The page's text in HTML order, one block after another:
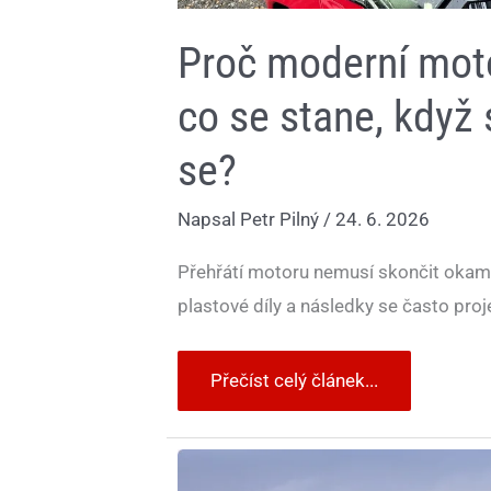
Proč moderní
co se stane,
se?
Napsal Petr Pilný / 24. 6. 2026
Přehřátí motoru nemusí skončit
plastové díly a následky se často
Přečíst celý článek...
Léto